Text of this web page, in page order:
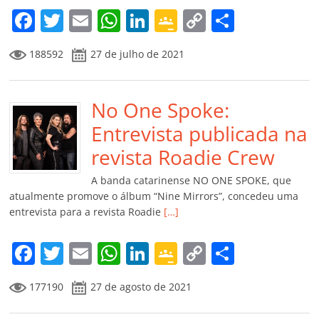
m
F
a
c
e
b
o
o
k
T
w
itt
er
E
m
ai
l
W
h
at
s
A
p
p
Li
n
k
e
dI
n
G
o
o
gl
e
Cl
a
ss
ro
o
m
C
y
Li
n
k
p
til
h
ar
188592 27 de julho de 2021
No One Spoke:
Entrevista publicada na
revista Roadie Crew
A banda catarinense NO ONE SPOKE, que
atualmente promove o álbum “Nine Mirrors”, concedeu uma
entrevista para a revista Roadie […]
F
a
c
T
w
itt
E
m
ai
W
at
Li
n
k
G
o
o
C
177190 27 de agosto de 2021